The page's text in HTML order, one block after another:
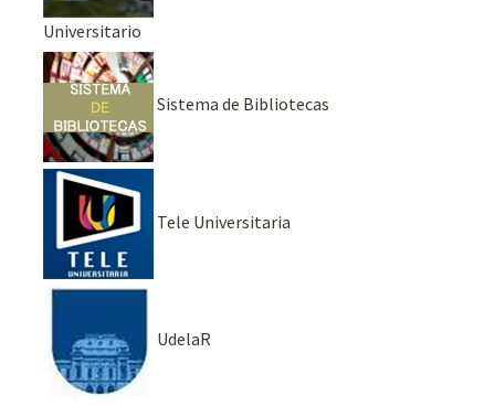
Universitario
Sistema de Bibliotecas
Tele Universitaria
UdelaR